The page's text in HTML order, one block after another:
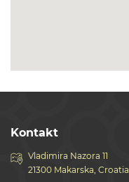
Kontakt
Vladimira Nazora 11
21300 Makarska, Croatia